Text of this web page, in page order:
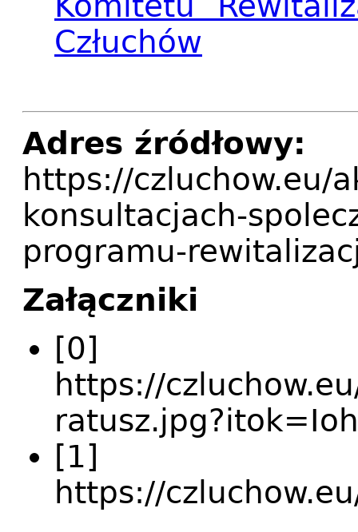
Człuchów
Adres źródłowy:
https://czluchow.eu/
konsultacjach-
programu-
Załączniki
[0]
https://
[1]
https://